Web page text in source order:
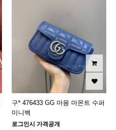
구* 476433 GG 마몽 마몬트 수퍼
미니백
로그인시 가격공개